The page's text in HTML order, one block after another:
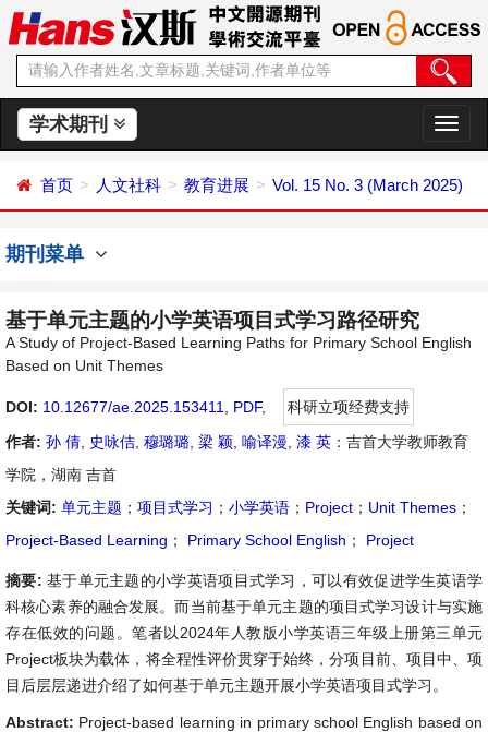
学术期刊
切
换
航
首页 人文社科 教育进展 Vol. 15 No. 3 (March 2025)
期刊菜单
基于单元主题的小学英语项目式学习路径研究
A Study of Project-Based Learning Paths for Primary School English
Based on Unit Themes
DOI: 10.12677/ae.2025.153411 PDF,
科研立项经费支持
作者: 孙 倩 史咏佶 穆璐璐 梁 颖 喻译漫 漆 英 ：吉首大学教师教育
学院，湖南 吉首
关键词: 单元主题 ； 项目式学习 ； 小学英语 ； Project ； Unit Themes ；
Project-Based Learning ； Primary School English ； Project
摘要: 基于单元主题的小学英语项目式学习，可以有效促进学生英语学
科核心素养的融合发展。而当前基于单元主题的项目式学习设计与实施
存在低效的问题。笔者以2024年人教版小学英语三年级上册第三单元
Project板块为载体，将全程性评价贯穿于始终，分项目前、项目中、项
目后层层递进介绍了如何基于单元主题开展小学英语项目式学习。
Abstract: Project-based learning in primary school English based on